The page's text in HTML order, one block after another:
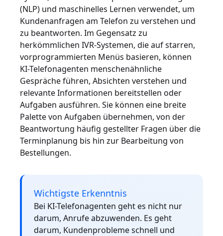
(NLP) und maschinelles Lernen verwendet, um
Kundenanfragen am Telefon zu verstehen und
zu beantworten. Im Gegensatz zu
herkömmlichen IVR-Systemen, die auf starren,
vorprogrammierten Menüs basieren, können
KI-Telefonagenten menschenähnliche
Gespräche führen, Absichten verstehen und
relevante Informationen bereitstellen oder
Aufgaben ausführen. Sie können eine breite
Palette von Aufgaben übernehmen, von der
Beantwortung häufig gestellter Fragen über die
Terminplanung bis hin zur Bearbeitung von
Bestellungen.
Wichtigste Erkenntnis
Bei KI-Telefonagenten geht es nicht nur
darum, Anrufe abzuwenden. Es geht
darum, Kundenprobleme schnell und